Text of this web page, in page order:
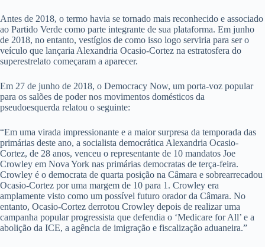
Antes de 2018, o termo havia se tornado mais reconhecido e associado
ao Partido Verde como parte integrante de sua plataforma. Em junho
de 2018, no entanto, vestígios de como isso logo serviria para ser o
veículo que lançaria Alexandria Ocasio-Cortez na estratosfera do
superestrelato começaram a aparecer.
Em 27 de junho de 2018, o Democracy Now, um porta-voz popular
para os salões de poder nos movimentos domésticos da
pseudoesquerda relatou o seguinte:
“Em uma virada impressionante e a maior surpresa da temporada das
primárias deste ano, a socialista democrática Alexandria Ocasio-
Cortez, de 28 anos, venceu o representante de 10 mandatos Joe
Crowley em Nova York nas primárias democratas de terça-feira.
Crowley é o democrata de quarta posição na Câmara e sobrearrecadou
Ocasio-Cortez por uma margem de 10 para 1. Crowley era
amplamente visto como um possível futuro orador da Câmara. No
entanto, Ocasio-Cortez derrotou Crowley depois de realizar uma
campanha popular progressista que defendia o ‘Medicare for All’ e a
abolição da ICE, a agência de imigração e fiscalização aduaneira.”